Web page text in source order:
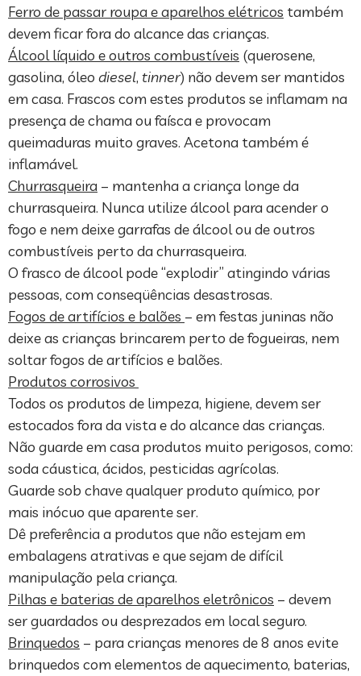
Ferro de passar roupa e aparelhos elétricos também
devem ficar fora do alcance das crianças.
Álcool líquido e outros combustíveis (querosene,
gasolina, óleo diesel, tinner) não devem ser mantidos
em casa. Frascos com estes produtos se inflamam na
presença de chama ou faísca e provocam
queimaduras muito graves. Acetona também é
inflamável.
Churrasqueira – mantenha a criança longe da
churrasqueira. Nunca utilize álcool para acender o
fogo e nem deixe garrafas de álcool ou de outros
combustíveis perto da churrasqueira.
O frasco de álcool pode “explodir” atingindo várias
pessoas, com conseqüências desastrosas.
Fogos de artifícios e balões – em festas juninas não
deixe as crianças brincarem perto de fogueiras, nem
soltar fogos de artifícios e balões.
Produtos corrosivos
Todos os produtos de limpeza, higiene, devem ser
estocados fora da vista e do alcance das crianças.
Não guarde em casa produtos muito perigosos, como:
soda cáustica, ácidos, pesticidas agrícolas.
Guarde sob chave qualquer produto químico, por
mais inócuo que aparente ser.
Dê preferência a produtos que não estejam em
embalagens atrativas e que sejam de difícil
manipulação pela criança.
Pilhas e baterias de aparelhos eletrônicos – devem
ser guardados ou desprezados em local seguro.
Brinquedos – para crianças menores de 8 anos evite
brinquedos com elementos de aquecimento, baterias,